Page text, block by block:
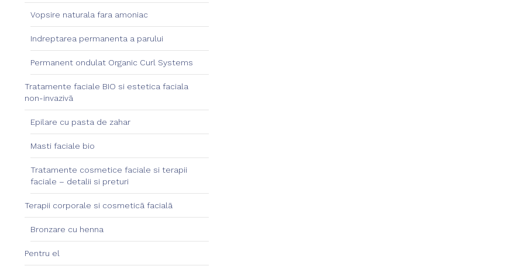
Vopsire naturala fara amoniac
Indreptarea permanenta a parului
Permanent ondulat Organic Curl Systems
Tratamente faciale BIO si estetica faciala
non-invazivā
Epilare cu pasta de zahar
Masti faciale bio
Tratamente cosmetice faciale si terapii
faciale – detalii si preturi
Terapii corporale si cosmeticā facialā
Bronzare cu henna
Pentru el